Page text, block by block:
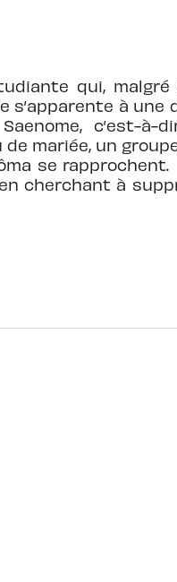
qui,
s’apparente à
c’est-à-
mariée, un
se
cherchant à